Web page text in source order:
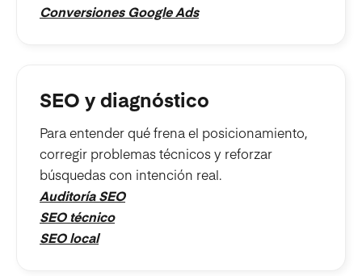
Conversiones Google Ads
SEO y diagnóstico
Para entender qué frena el posicionamiento,
corregir problemas técnicos y reforzar
búsquedas con intención real.
Auditoría SEO
SEO técnico
SEO local